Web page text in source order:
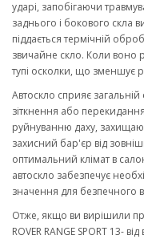
ударі, запобігаючи
заднього і бокового скла
піддається термічній
звичайне скло. Коли воно
тупі осколки, що зменшує
Автоскло сприяє загальній
зіткнення або
руйнуванню даху,
захисний бар'єр від
оптимальний клімат в
автоскло забезпечує
значення для безпечного
Отже, якщо ви вирішили
ROVER RANGE SPORT 13-